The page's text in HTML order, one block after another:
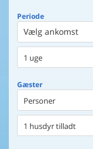
Periode
Vælg ankomst
1 uge
Gæster
Personer
1 husdyr tilladt